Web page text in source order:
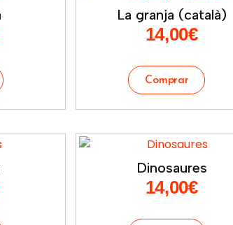
La granja (català)
14,00€
Dinosaures
14,00€